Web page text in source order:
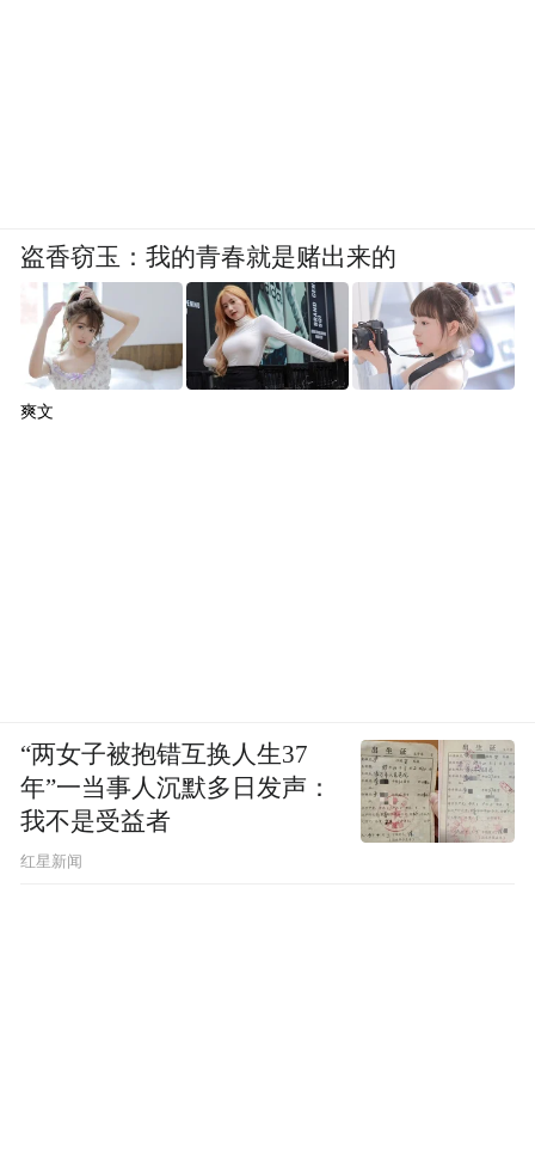
盗香窃玉：我的青春就是赌出来的
爽文
“两女子被抱错互换人生37
年”一当事人沉默多日发声：
我不是受益者
红星新闻